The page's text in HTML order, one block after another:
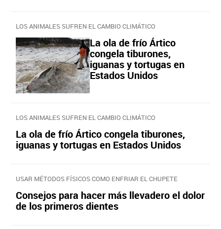
LOS ANIMALES SUFREN EL CAMBIO CLIMÁTICO
La ola de frío Ártico
congela tiburones,
iguanas y tortugas en
Estados Unidos
LOS ANIMALES SUFREN EL CAMBIO CLIMÁTICO
La ola de frío Ártico congela tiburones,
iguanas y tortugas en Estados Unidos
USAR MÉTODOS FÍSICOS COMO ENFRIAR EL CHUPETE
Consejos para hacer más llevadero el dolor
de los primeros dientes